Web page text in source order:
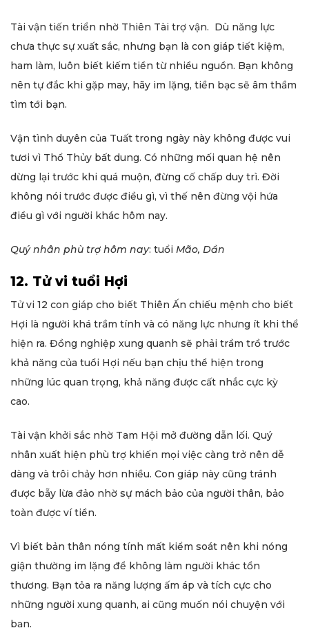
Tài vận tiến triển nhờ Thiên Tài trợ vận. Dù năng lực
chưa thực sự xuất sắc, nhưng bạn là con giáp tiết kiệm,
ham làm, luôn biết kiếm tiền từ nhiều nguồn. Bạn không
nên tự đắc khi gặp may, hãy im lặng, tiền bạc sẽ âm thầm
tìm tới bạn.
Vận tình duyên của Tuất trong ngày này không được vui
tươi vì Thổ Thủy bất dung. Có những mối quan hệ nên
dừng lại trước khi quá muộn, đừng cố chấp duy trì. Đời
không nói trước được điều gì, vì thế nên đừng vội hứa
điều gì với người khác hôm nay.
Quý nhân phù trợ hôm nay: tuổi Mão, Dần
12. Tử vi tuổi Hợi
Tử vi 12 con giáp cho biết Thiên Ấn chiếu mệnh cho biết
Hợi là người khá trầm tính và có năng lực nhưng ít khi thể
hiện ra. Đồng nghiệp xung quanh sẽ phải trầm trồ trước
khả năng của tuổi Hợi nếu bạn chịu thể hiện trong
những lúc quan trọng, khả năng được cất nhắc cực kỳ
cao.
Tài vận khởi sắc nhờ Tam Hội mở đường dẫn lối. Quý
nhân xuất hiện phù trợ khiến mọi việc càng trở nên dễ
dàng và trôi chảy hơn nhiều. Con giáp này cũng tránh
được bẫy lừa đảo nhờ sự mách bảo của người thân, bảo
toàn được ví tiền.
Vì biết bản thân nóng tính mất kiểm soát nên khi nóng
giận thường im lặng để không làm người khác tổn
thương. Bạn tỏa ra năng lượng ấm áp và tích cực cho
những người xung quanh, ai cũng muốn nói chuyện với
bạn.